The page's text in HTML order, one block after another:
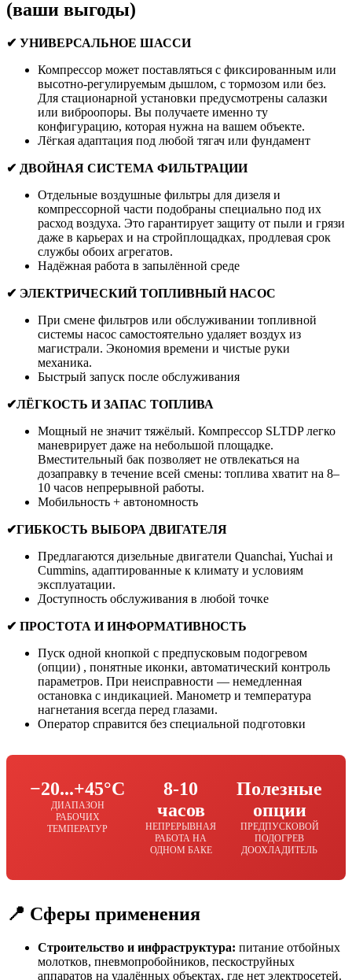
(ваши выгоды)
✔ УНИВЕРСАЛЬНОЕ ШАССИ
Компрессор может поставляться с фиксированным или
высотно-регулируемым дышлом, с тормозом или без.
Для стационарной установки предусмотрены салазки
или виброопоры. Вы получаете именно ту
конфигурацию, которая нужна на вашем объекте.
Лёгкая адаптация под любой тягач или фундамент
✔ ДВОЙНАЯ СИСТЕМА ФИЛЬТРАЦИИ
Отдельные воздушные фильтры для дизеля и
компрессорной части подобраны специально под их
расход воздуха. Это гарантирует защиту от пыли и грязи
даже в карьерах и на стройплощадках, продлевая срок
службы обоих агрегатов.
Надёжная работа в запылённой среде
✔ ЭЛЕКТРИЧЕСКИЙ ТОПЛИВНЫЙ НАСОС
При смене фильтров или обслуживании топливной
системы насос самостоятельно удаляет воздух из
магистрали. Экономия времени и чистые руки
механика.
Быстрый запуск после обслуживания
✔ЛЁГКОСТЬ И ЗАПАС ТОПЛИВА
Мощный не значит тяжёлый. Компрессор SLTDP легко
маневрирует даже на небольшой площадке.
Вместительный бак позволяет не отвлекаться на
дозаправку в течение всей смены: топлива хватит на 8–
10 часов непрерывной работы.
Мобильность + автономность
✔ГИБКОСТЬ ВЫБОРА ДВИГАТЕЛЯ
Предлагаются дизельные двигатели Quanchai, Yuchai и
Cummins, адаптированные к климату и условиям
эксплуатации.
Доступность обслуживания в любой точке
✔ ПРОСТОТА И ИНФОРМАТИВНОСТЬ
Пуск одной кнопкой с предпусковым подогревом
(опции) , понятные иконки, автоматический контроль
параметров. При неисправности — немедленная
остановка с индикацией. Манометр и температура
нагнетания всегда перед глазами.
Оператор справится без специальной подготовки
−20...+45°C
ДИАПАЗОН
РАБОЧИХ
ТЕМПЕРАТУР
8-10
часов
НЕПРЕРЫВНАЯ
РАБОТА НА
ОДНОМ БАКЕ
Полезные
опции
ПРЕДПУСКОВОЙ
ПОДОГРЕВ
ДООХЛАДИТЕЛЬ
📍 Сферы применения
Строительство и инфраструктура: питание отбойных
молотков, пневмопробойников, пескоструйных
аппаратов на удалённых объектах, где нет электросетей.